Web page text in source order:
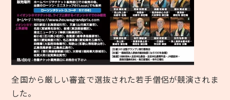
全国から厳しい審査で選抜された若手僧侶が競演されま
した。